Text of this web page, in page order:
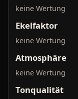
keine Wertung
Ekelfaktor
keine Wertung
Atmosphäre
keine Wertung
Tonqualität